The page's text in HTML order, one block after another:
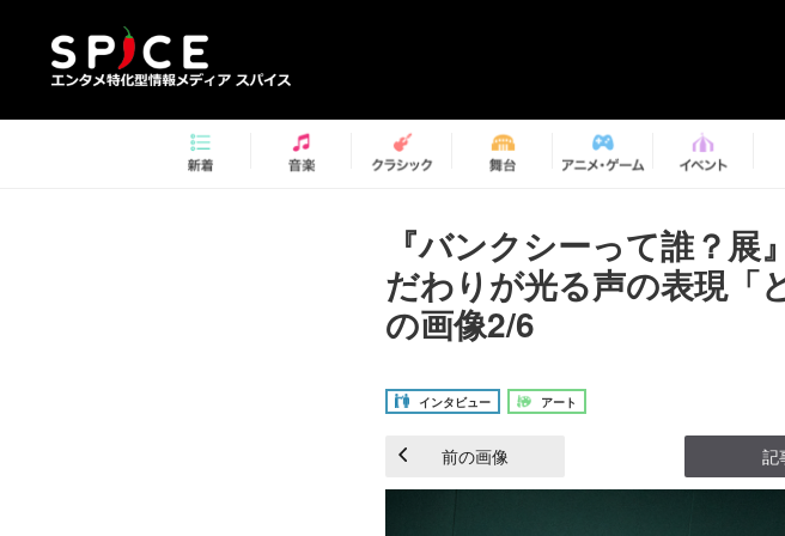
『バンクシーって誰？
だわりが光る声の表現「
の画像2/6
インタビュー アート
前の画像 記